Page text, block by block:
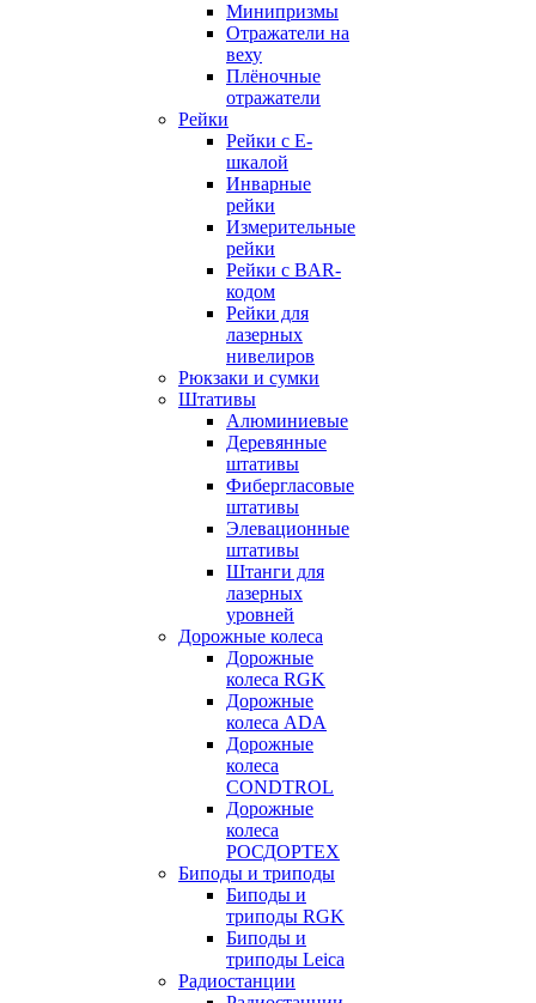
Минипризмы
Отражатели на
веху
Плёночные
отражатели
Рейки
Рейки с E-
шкалой
Инварные
рейки
Измерительные
рейки
Рейки с BAR-
кодом
Рейки для
лазерных
нивелиров
Рюкзаки и сумки
Штативы
Алюминиевые
Деревянные
штативы
Фибергласовые
штативы
Элевационные
штативы
Штанги для
лазерных
уровней
Дорожные колеса
Дорожные
колеса RGK
Дорожные
колеса ADA
Дорожные
колеса
CONDTROL
Дорожные
колеса
РОСДОРТЕХ
Биподы и триподы
Биподы и
триподы RGK
Биподы и
триподы Leica
Радиостанции